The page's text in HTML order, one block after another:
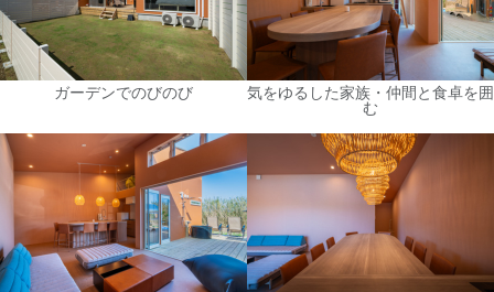
ガーデンでのびのび 気をゆるした家族・仲間と食卓を囲
む